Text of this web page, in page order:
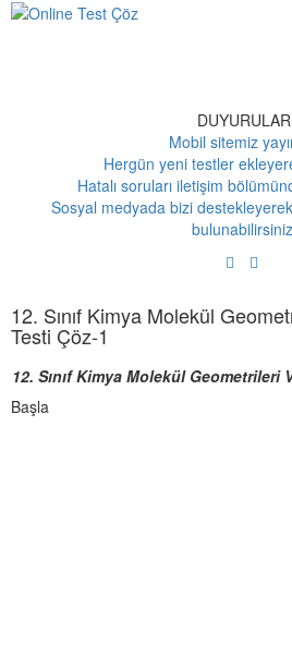
DUYURULAR
Mobil sitemiz
Hergün yeni testler
Hatalı soruları iletişim
Sosyal medyada bizi
12. Sınıf Kimya Molekül
Testi Çöz-1
12. Sınıf Kimya Molekül Geometrileri
Başla